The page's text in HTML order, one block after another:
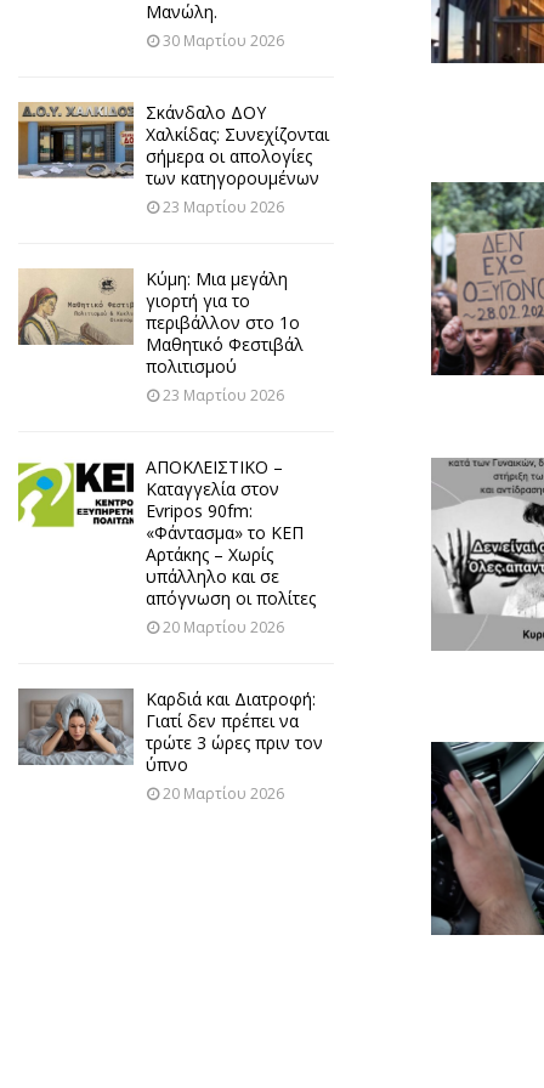
Μανώλη.
30 Μαρτίου 2026
Σκάνδαλο ΔΟΥ
Χαλκίδας: Συνεχίζονται
σήμερα οι απολογίες
των κατηγορουμένων
23 Μαρτίου 2026
Κύμη: Μια μεγάλη
γιορτή για το
περιβάλλον στο 1ο
Μαθητικό Φεστιβάλ
πολιτισμού
23 Μαρτίου 2026
ΑΠΟΚΛΕΙΣΤΙΚΟ –
Καταγγελία στον
Evripos 90fm:
«Φάντασμα» το ΚΕΠ
Αρτάκης – Χωρίς
υπάλληλο και σε
απόγνωση οι πολίτες
20 Μαρτίου 2026
Καρδιά και Διατροφή:
Γιατί δεν πρέπει να
τρώτε 3 ώρες πριν τον
ύπνο
20 Μαρτίου 2026